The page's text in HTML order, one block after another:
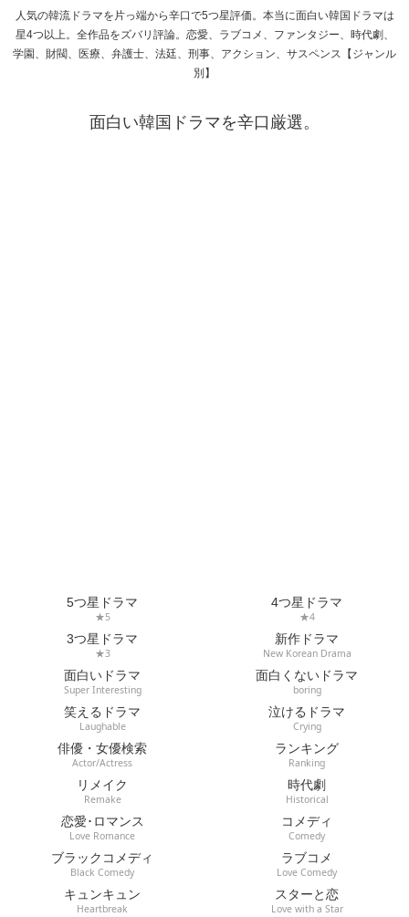
人気の韓流ドラマを片っ端から辛口で5つ星評価。本当に面白い韓国ドラマは
星4つ以上。全作品をズバリ評論。恋愛、ラブコメ、ファンタジー、時代劇、
学園、財閥、医療、弁護士、法廷、刑事、アクション、サスペンス【ジャンル
別】
面白い韓国ドラマを辛口厳選。
5つ星ドラマ
★5
4つ星ドラマ
★4
3つ星ドラマ
★3
新作ドラマ
New Korean Drama
面白いドラマ
Super Interesting
面白くないドラマ
boring
笑えるドラマ
Laughable
泣けるドラマ
Crying
俳優・女優検索
Actor/Actress
ランキング
Ranking
リメイク
Remake
時代劇
Historical
恋愛･ロマンス
Love Romance
コメディ
Comedy
ブラックコメディ
Black Comedy
ラブコメ
Love Comedy
キュンキュン
Heartbreak
スターと恋
Love with a Star